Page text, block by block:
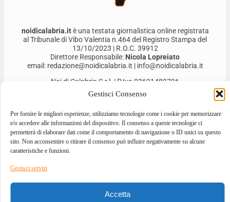
Gestisci Consenso
Per fornire le migliori esperienze, utilizziamo tecnologie come i cookie per memorizzare
e/o accedere alle informazioni del dispositivo. Il consenso a queste tecnologie ci
permetterà di elaborare dati come il comportamento di navigazione o ID unici su questo
sito. Non acconsentire o ritirare il consenso può influire negativamente su alcune
caratteristiche e funzioni.
Gestisci servizi
Accetta
noidicalabria.itè una testata giornalistica online registrata
al Tribunale di Vibo Valentia n.464 del Registro Stampa del
13/10/2023 | R.O.C. 39912
Direttore Responsabile: Nicola Lopreiato
email: redazione@noidicalabria.it | info@noidicalabria.it
Noi di Calabria S.r.l. | P.Iva 03691480796